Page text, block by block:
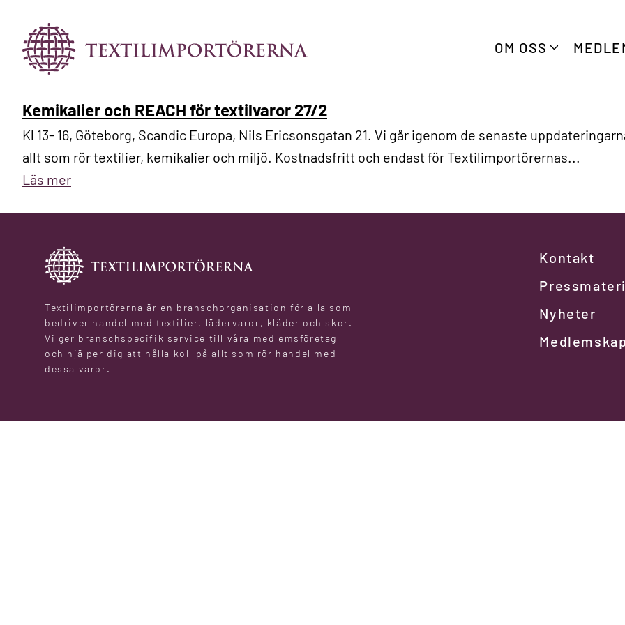
OM OSS
Kemikalier och REACH för textilvaror 27/2
Kl 13- 16, Göteborg, Scandic Europa, Nils Ericsonsgatan 21. Vi går igenom de senaste
allt som rör textilier, kemikalier och miljö. Kostnadsfritt och endast för Textilimportörernas...
Läs mer
Textilimportörerna är en branschorganisation för alla som
bedriver handel med textilier, lädervaror, kläder och skor.
Vi ger branschspecifik service till våra medlemsföretag
och hjälper dig att hålla koll på allt som rör handel med
dessa varor.
Kontakt
Nyheter
Medlemskap